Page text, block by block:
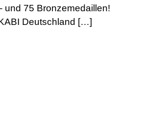
und 75 Bronzemedaillen!
Deutschland […]